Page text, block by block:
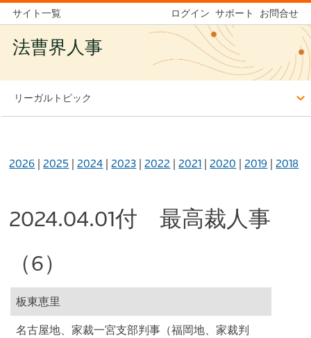
サイト一覧 ログイン サポート お問合せ
法曹界人事
リーガルトピック
2026 |2025 |2024 |2023 |2022 |2021 |2020 |2019 |2018
2024.04.01付 最高裁人事
（6）
板東恵里
名古屋地、家裁一宮支部判事（福岡地、家裁判